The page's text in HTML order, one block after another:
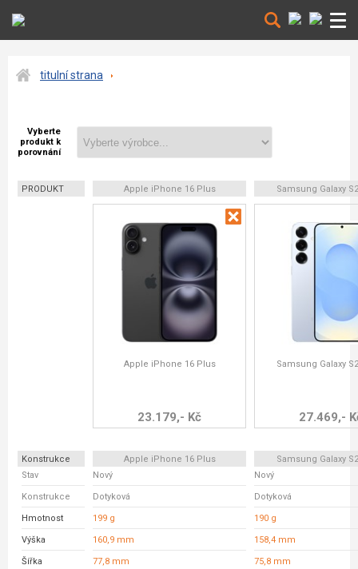
titulní strana
Vyberte
produkt k
porovnání
PRODUKT Apple iPhone 16 Plus Samsung Galaxy
Apple iPhone 16 Plus
23.179,- Kč
Samsung Galaxy
27.469,-
Konstrukce Apple iPhone 16 Plus
Samsung Galaxy
Stav
Nový Nový
Konstrukce Dotyková Dotyková
Hmotnost 199 g 190 g
Výška 160,9 mm 158,4 mm
Šířka 77,8 mm 75,8 mm